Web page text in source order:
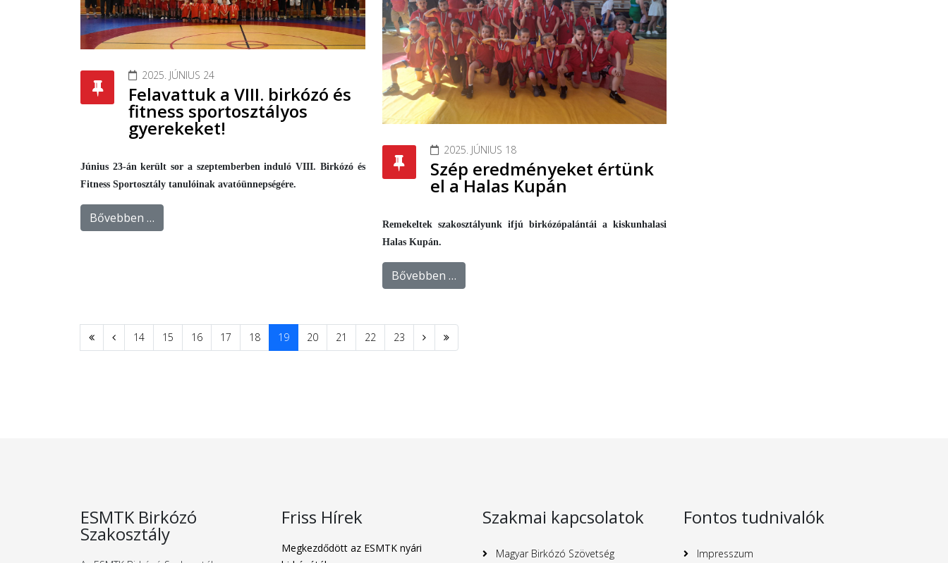
2025. JÚNIUS 24
Felavattuk a VIII. birkózó és
fitness sportosztályos
gyerekeket!
Június 23-án került sor a szeptemberben induló VIII. Birkózó és
Fitness Sportosztály tanulóinak avatóünnepségére.
Bővebben …
2025. JÚNIUS 18
Szép eredményeket értünk
el a Halas Kupán
Remekeltek szakosztályunk ifjú birkózópalántái a kiskunhalasi
Halas Kupán.
Bővebben …
14 15 16 17 18 19 20 21 22 23
ESMTK Birkózó
Szakosztály
Friss Hírek
Megkezdődött az ESMTK nyári
Szakmai kapcsolatok
Magyar Birkózó Szövetség
Fontos tudnivalók
Impresszum